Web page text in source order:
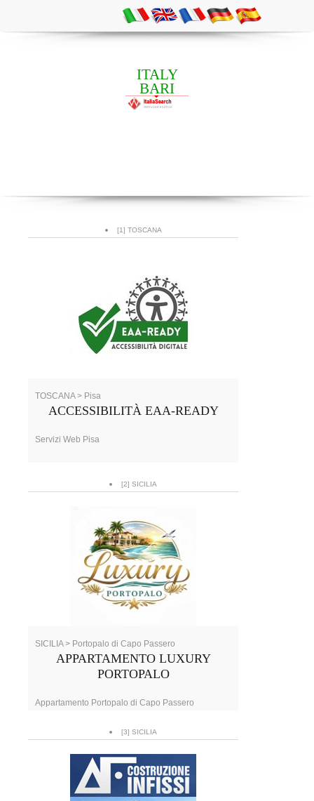
ITALY
BARI
[1] TOSCANA
TOSCANA > Pisa
ACCESSIBILITÀ EAA-READY
Servizi Web Pisa
[2] SICILIA
SICILIA > Portopalo di Capo Passero
APPARTAMENTO LUXURY
PORTOPALO
Appartamento Portopalo di Capo Passero
[3] SICILIA